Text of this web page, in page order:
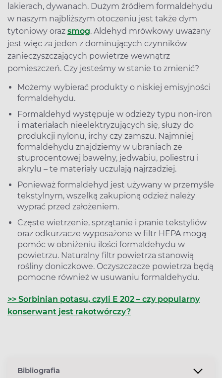
lakierach, dywanach. Dużym źródłem formaldehydu
w naszym najbliższym otoczeniu jest także dym
tytoniowy oraz smog. Aldehyd mrówkowy uważany
jest więc za jeden z dominujących czynników
zanieczyszczających powietrze wewnątrz
pomieszczeń. Czy jesteśmy w stanie to zmienić?
Możemy wybierać produkty o niskiej emisyjności
formaldehydu.
Formaldehyd występuje w odzieży typu non-iron
i materiałach nieelektryzujących się, służy do
produkcji nylonu, irchy czy zamszu. Najmniej
formaldehydu znajdziemy w ubraniach ze
stuprocentowej bawełny, jedwabiu, poliestru i
akrylu – te materiały uczulają najrzadziej.
Ponieważ formaldehyd jest używany w przemyśle
tekstylnym, wszelką zakupioną odzież należy
wyprać przed założeniem.
Częste wietrzenie, sprzątanie i pranie tekstyliów
oraz odkurzacze wyposażone w filtr HEPA mogą
pomóc w obniżeniu ilości formaldehydu w
powietrzu. Naturalny filtr powietrza stanowią
rośliny doniczkowe. Oczyszczacze powietrza będą
pomocne również w usuwaniu formaldehydu.
>> Sorbinian potasu, czyli E 202 – czy popularny
konserwant jest rakotwórczy?
Bibliografia